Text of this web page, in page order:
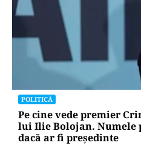
POLITICĂ
Pe cine vede premier
lui Ilie Bolojan. Numele
dacă ar fi președinte